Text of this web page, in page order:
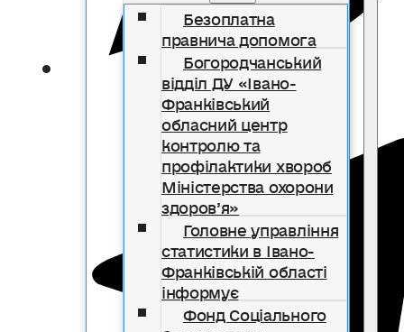
Безоплатна
правнича допомога
Богородчанський
відділ ДУ «Івано-
Франківський
обласний центр
контролю та
профілактики хвороб
Міністерства охорони
здоров’я»
Головне управління
статистики в Івано-
Франківській області
інформує
Фонд Соціального